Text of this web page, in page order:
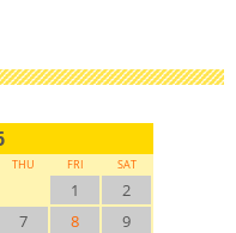
THU FRI SAT
1
2
7 8
9